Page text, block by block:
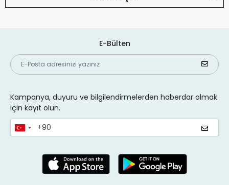
E-Bülten
Kampanya, duyuru ve bilgilendirmelerden haberdar olmak
için kayıt olun.